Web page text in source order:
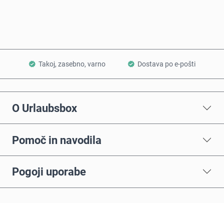
Takoj, zasebno, varno Dostava po e-pošti
O Urlaubsbox
Pomoč in navodila
Pogoji uporabe